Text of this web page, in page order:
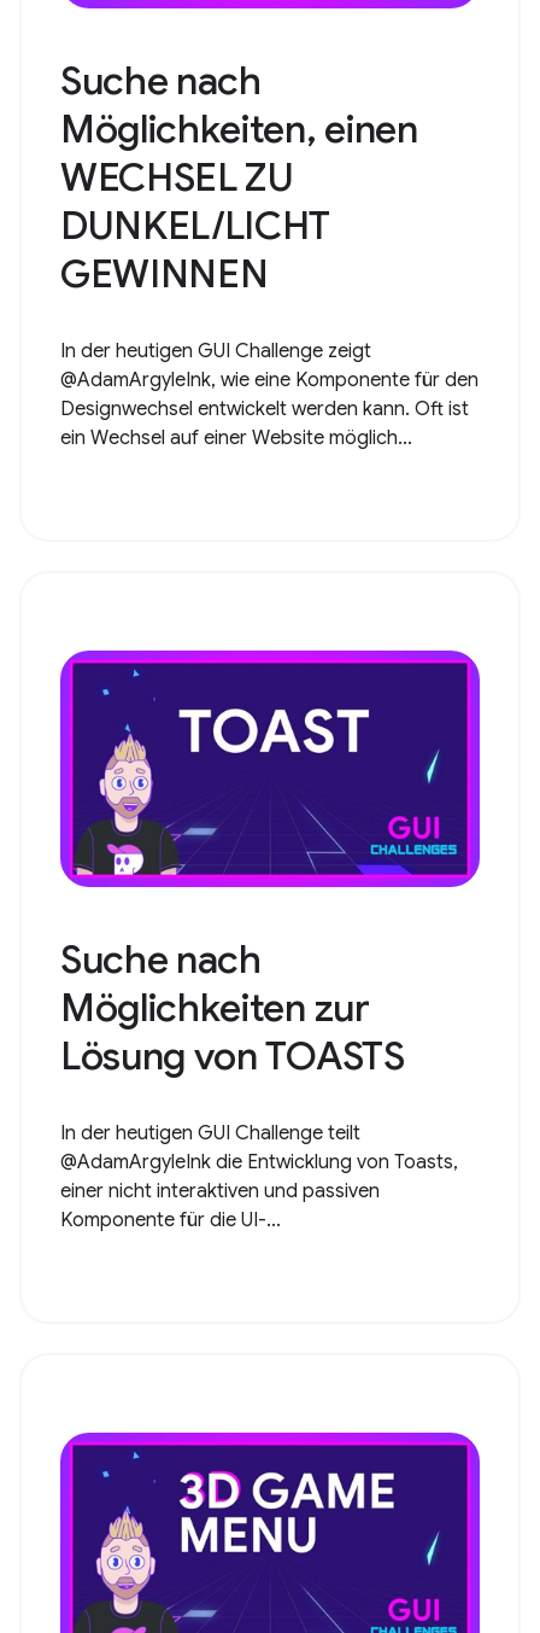
Suche nach
Möglichkeiten, einen
WECHSEL ZU
DUNKEL/LICHT
GEWINNEN
In der heutigen GUI Challenge zeigt
@AdamArgyleInk, wie eine Komponente für den
Designwechsel entwickelt werden kann. Oft ist
ein Wechsel auf einer Website möglich...
Suche nach
Möglichkeiten zur
Lösung von TOASTS
In der heutigen GUI Challenge teilt
@AdamArgyleInk die Entwicklung von Toasts,
einer nicht interaktiven und passiven
Komponente für die UI-...